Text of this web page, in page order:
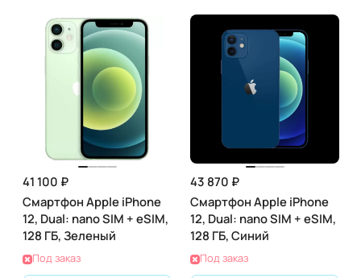
41 100 ₽
Смартфон Apple iPhone
12, Dual: nano SIM + eSIM,
128 ГБ, Зеленый
Под заказ
43 870 ₽
Смартфон Apple iPhone
12, Dual: nano SIM + eSIM,
128 ГБ, Синий
Под заказ